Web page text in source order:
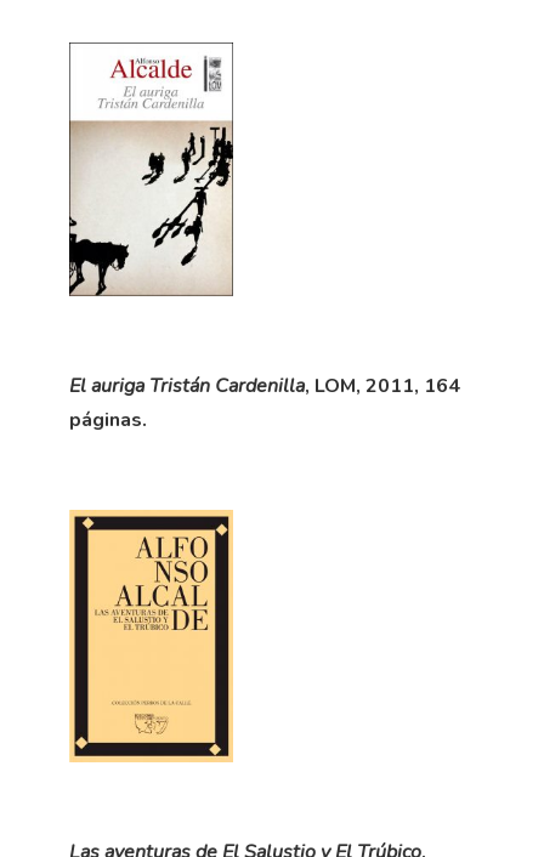
El auriga Tristán Cardenilla, LOM, 2011, 164
páginas.